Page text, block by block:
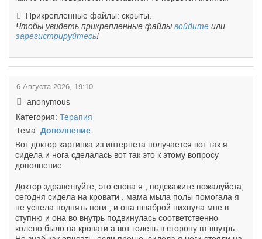
Прикрепленные файлы: скрыты.
Чтобы увидеть прикрепленные файлы войдите или
зарегистрируйтесь!
6 Августа 2026, 19:10
anonymous
Категория: Терапия
Тема: Дополнение
Вот доктор картинка из интернета получается вот так я
сидела и нога сделалась вот так это к этому вопросу
дополнение
Доктор здравствуйте, это снова я , подскажите пожалуйста,
сегодня сидела на кровати , мама мыла полы помогала я
не успела поднять ноги , и она шваброй пихнула мне в
ступню и она во внутрь подвинулась соответственно
колено было на кровати а вот голень в сторону вт внутрь.